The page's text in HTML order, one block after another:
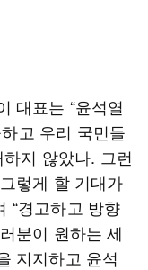
대표는 “윤석열
고 우리 국민들
지 않았나. 그런
렇게 할 기대가
“경고하고 방향
분이 원하는 세
지지하고 윤석